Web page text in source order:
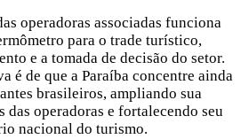
operadoras associadas funciona
para o trade turístico,
e a tomada de decisão do setor.
é de que a Paraíba concentre ainda
brasileiros, ampliando sua
operadoras e fortalecendo seu
nacional do turismo.